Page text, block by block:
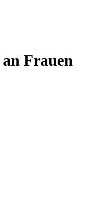
Frauen